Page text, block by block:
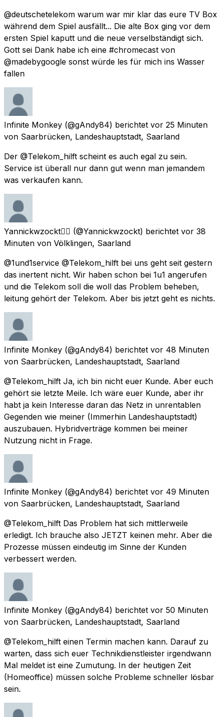
@deutschetelekom warum war mir klar das eure TV Box
während dem Spiel ausfällt... Die alte Box ging vor dem
ersten Spiel kaputt und die neue verselbständigt sich.
Gott sei Dank habe ich eine #chromecast von
@madebygoogle sonst würde les für mich ins Wasser
fallen
Infinite Monkey (@gAndy84) berichtet vor 25 Minuten
von Saarbrücken, Landeshauptstadt, Saarland
Der @Telekom_hilft scheint es auch egal zu sein.
Service ist überall nur dann gut wenn man jemandem
was verkaufen kann.
Yannickwzockt🏳️‍🌈 (@Yannickwzockt) berichtet vor 38
Minuten von Völklingen, Saarland
@1und1service @Telekom_hilft bei uns geht seit gestern
das inertent nicht. Wir haben schon bei 1u1 angerufen
und die Telekom soll die woll das Problem beheben,
leitung gehört der Telekom. Aber bis jetzt geht es nichts.
Infinite Monkey (@gAndy84) berichtet vor 48 Minuten
von Saarbrücken, Landeshauptstadt, Saarland
@Telekom_hilft Ja, ich bin nicht euer Kunde. Aber euch
gehört sie letzte Meile. Ich wäre euer Kunde, aber ihr
habt ja kein Interesse daran das Netz in unrentablen
Gegenden wie meiner (Immerhin Landeshauptstadt)
auszubauen. Hybridverträge kommen bei meiner
Nutzung nicht in Frage.
Infinite Monkey (@gAndy84) berichtet vor 49 Minuten
von Saarbrücken, Landeshauptstadt, Saarland
@Telekom_hilft Das Problem hat sich mittlerweile
erledigt. Ich brauche also JETZT keinen mehr. Aber die
Prozesse müssen eindeutig im Sinne der Kunden
verbessert werden.
Infinite Monkey (@gAndy84) berichtet vor 50 Minuten
von Saarbrücken, Landeshauptstadt, Saarland
@Telekom_hilft einen Termin machen kann. Darauf zu
warten, dass sich euer Technikdienstleister irgendwann
Mal meldet ist eine Zumutung. In der heutigen Zeit
(Homeoffice) müssen solche Probleme schneller lösbar
sein.